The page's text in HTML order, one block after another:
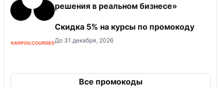
решения в реальном бизнесе»
Скидка 5% на курсы по промокоду
До 31 декабря, 2026
Все промокоды